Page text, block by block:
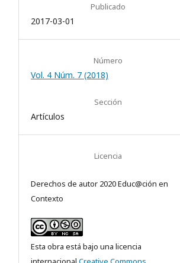
Publicado
2017-03-01
Número
Vol. 4 Núm. 7 (2018)
Sección
Artículos
Licencia
Derechos de autor 2020 Educ@ción en
Contexto
Esta obra está bajo una licencia